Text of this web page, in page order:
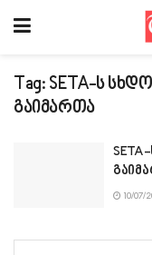
Tag: SETA-ს
გაიმართა
10/07/